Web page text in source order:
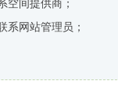
空间提供商；
系网站管理员；